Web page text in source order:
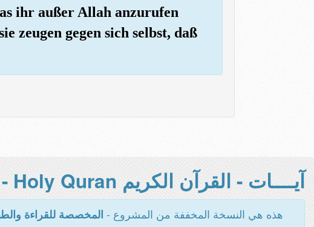
ihr außer Allah anzurufen
zeugen gegen sich selbst, daß
آيــــات - القرآن الكريم Holy Quran -
هذه هي النسخة المخففة من المشروع - المخصصة للقراءة